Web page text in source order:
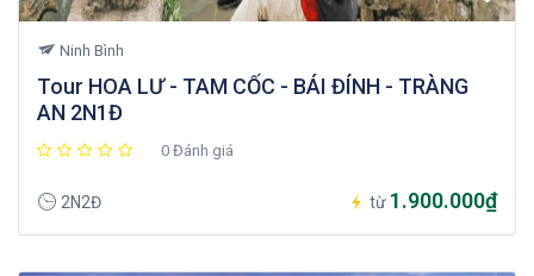
Ninh Bình
Tour HOA LƯ - TAM CỐC - BÁI ĐÍNH - TRÀNG
AN 2N1Đ
0 Đánh giá
2N2Đ từ 1.900.000₫